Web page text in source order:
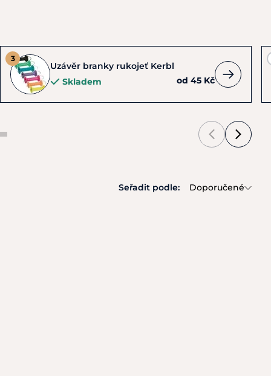
Uzávěr branky rukojeť Kerbl
Skladem
od 45 Kč
Seřadit podle: Doporučené